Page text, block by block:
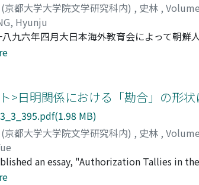
京都大学大学院文学研究科内) , 史林 ,
Hyunju
九六年四月大日本海外教育会によって朝鮮
た「日語学校」であった。従来、政財界人
。その結果、本部の脆弱さ、堂長や駐韓公
韓国政府への献納経緯が明らかになった。
移り、確実に韓国の植民地化を志向した。
本政府の支援方針が確立されないなど、当
>日明関係における「勘合」の形
MB)
京都大学大学院文学研究科内) , 史林 ,
an essay, "Authorization Tallies in
Format." I noted some problematic